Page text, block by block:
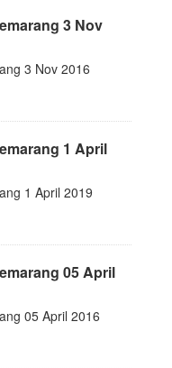
3 Nov
3 Nov 2016
1 April
1 April 2019
05 April
05 April 2016